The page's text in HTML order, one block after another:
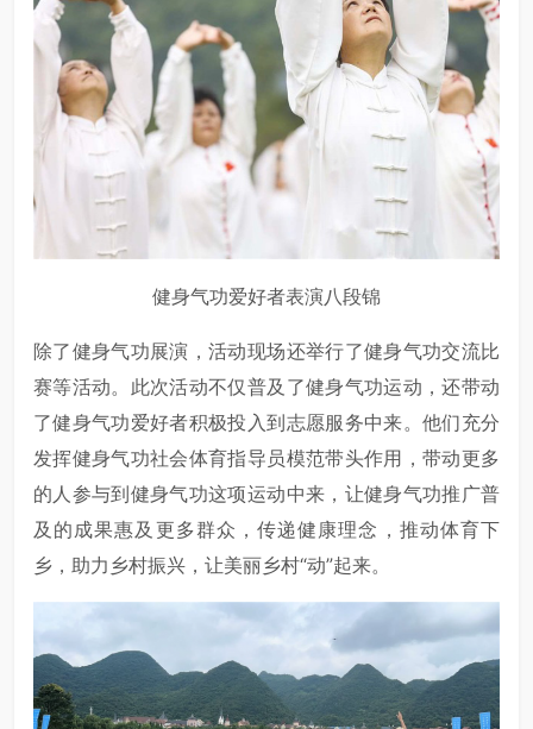
健身气功爱好者表演八段锦
除了健身气功展演，活动现场还举行了健身气功交流比
赛等活动。此次活动不仅普及了健身气功运动，还带动
了健身气功爱好者积极投入到志愿服务中来。他们充分
发挥健身气功社会体育指导员模范带头作用，带动更多
的人参与到健身气功这项运动中来，让健身气功推广普
及的成果惠及更多群众，传递健康理念，推动体育下
乡，助力乡村振兴，让美丽乡村“动”起来。